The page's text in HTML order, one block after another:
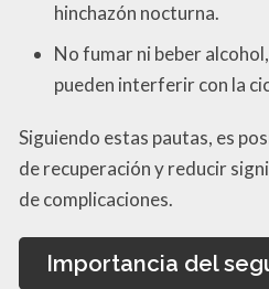
hinchazón nocturna.
No fumar ni beber
pueden interferir con la
Siguiendo estas pautas, es
de recuperación y reducir
de complicaciones.
Importancia del